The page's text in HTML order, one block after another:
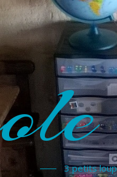
3 petits